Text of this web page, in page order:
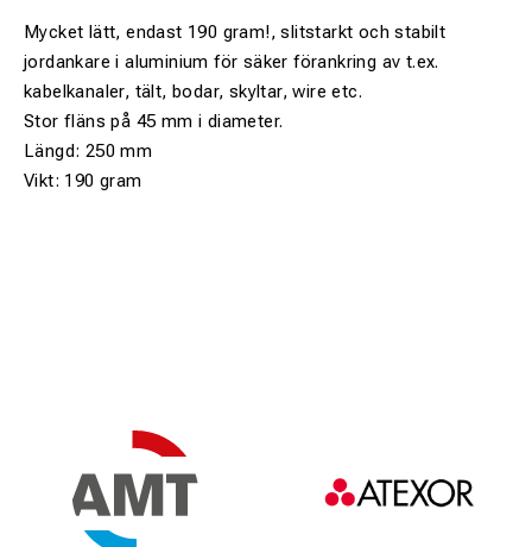
Mycket lätt, endast 190 gram!, slitstarkt och stabilt
jordankare i aluminium för säker förankring av t.ex.
kabelkanaler, tält, bodar, skyltar, wire etc.
Stor fläns på 45 mm i diameter.
Längd: 250 mm
Vikt: 190 gram